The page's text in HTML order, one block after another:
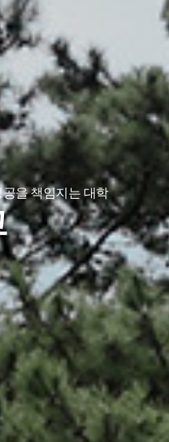
을 책임지는 대학